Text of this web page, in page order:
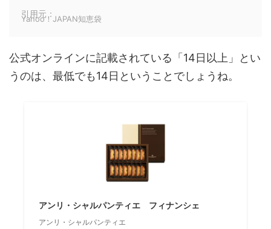
引用元：
Yahoo！JAPAN知恵袋
公式オンラインに記載されている 「14日 以上 」
とい
うのは、 最低でも14日 ということでしょうね。
アンリ・シャルパンティエ フィナンシェ
アンリ・シャルパンティエ